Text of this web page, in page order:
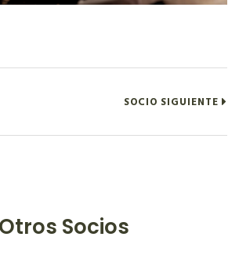
SOCIO SIGUIENTE
Otros Socios